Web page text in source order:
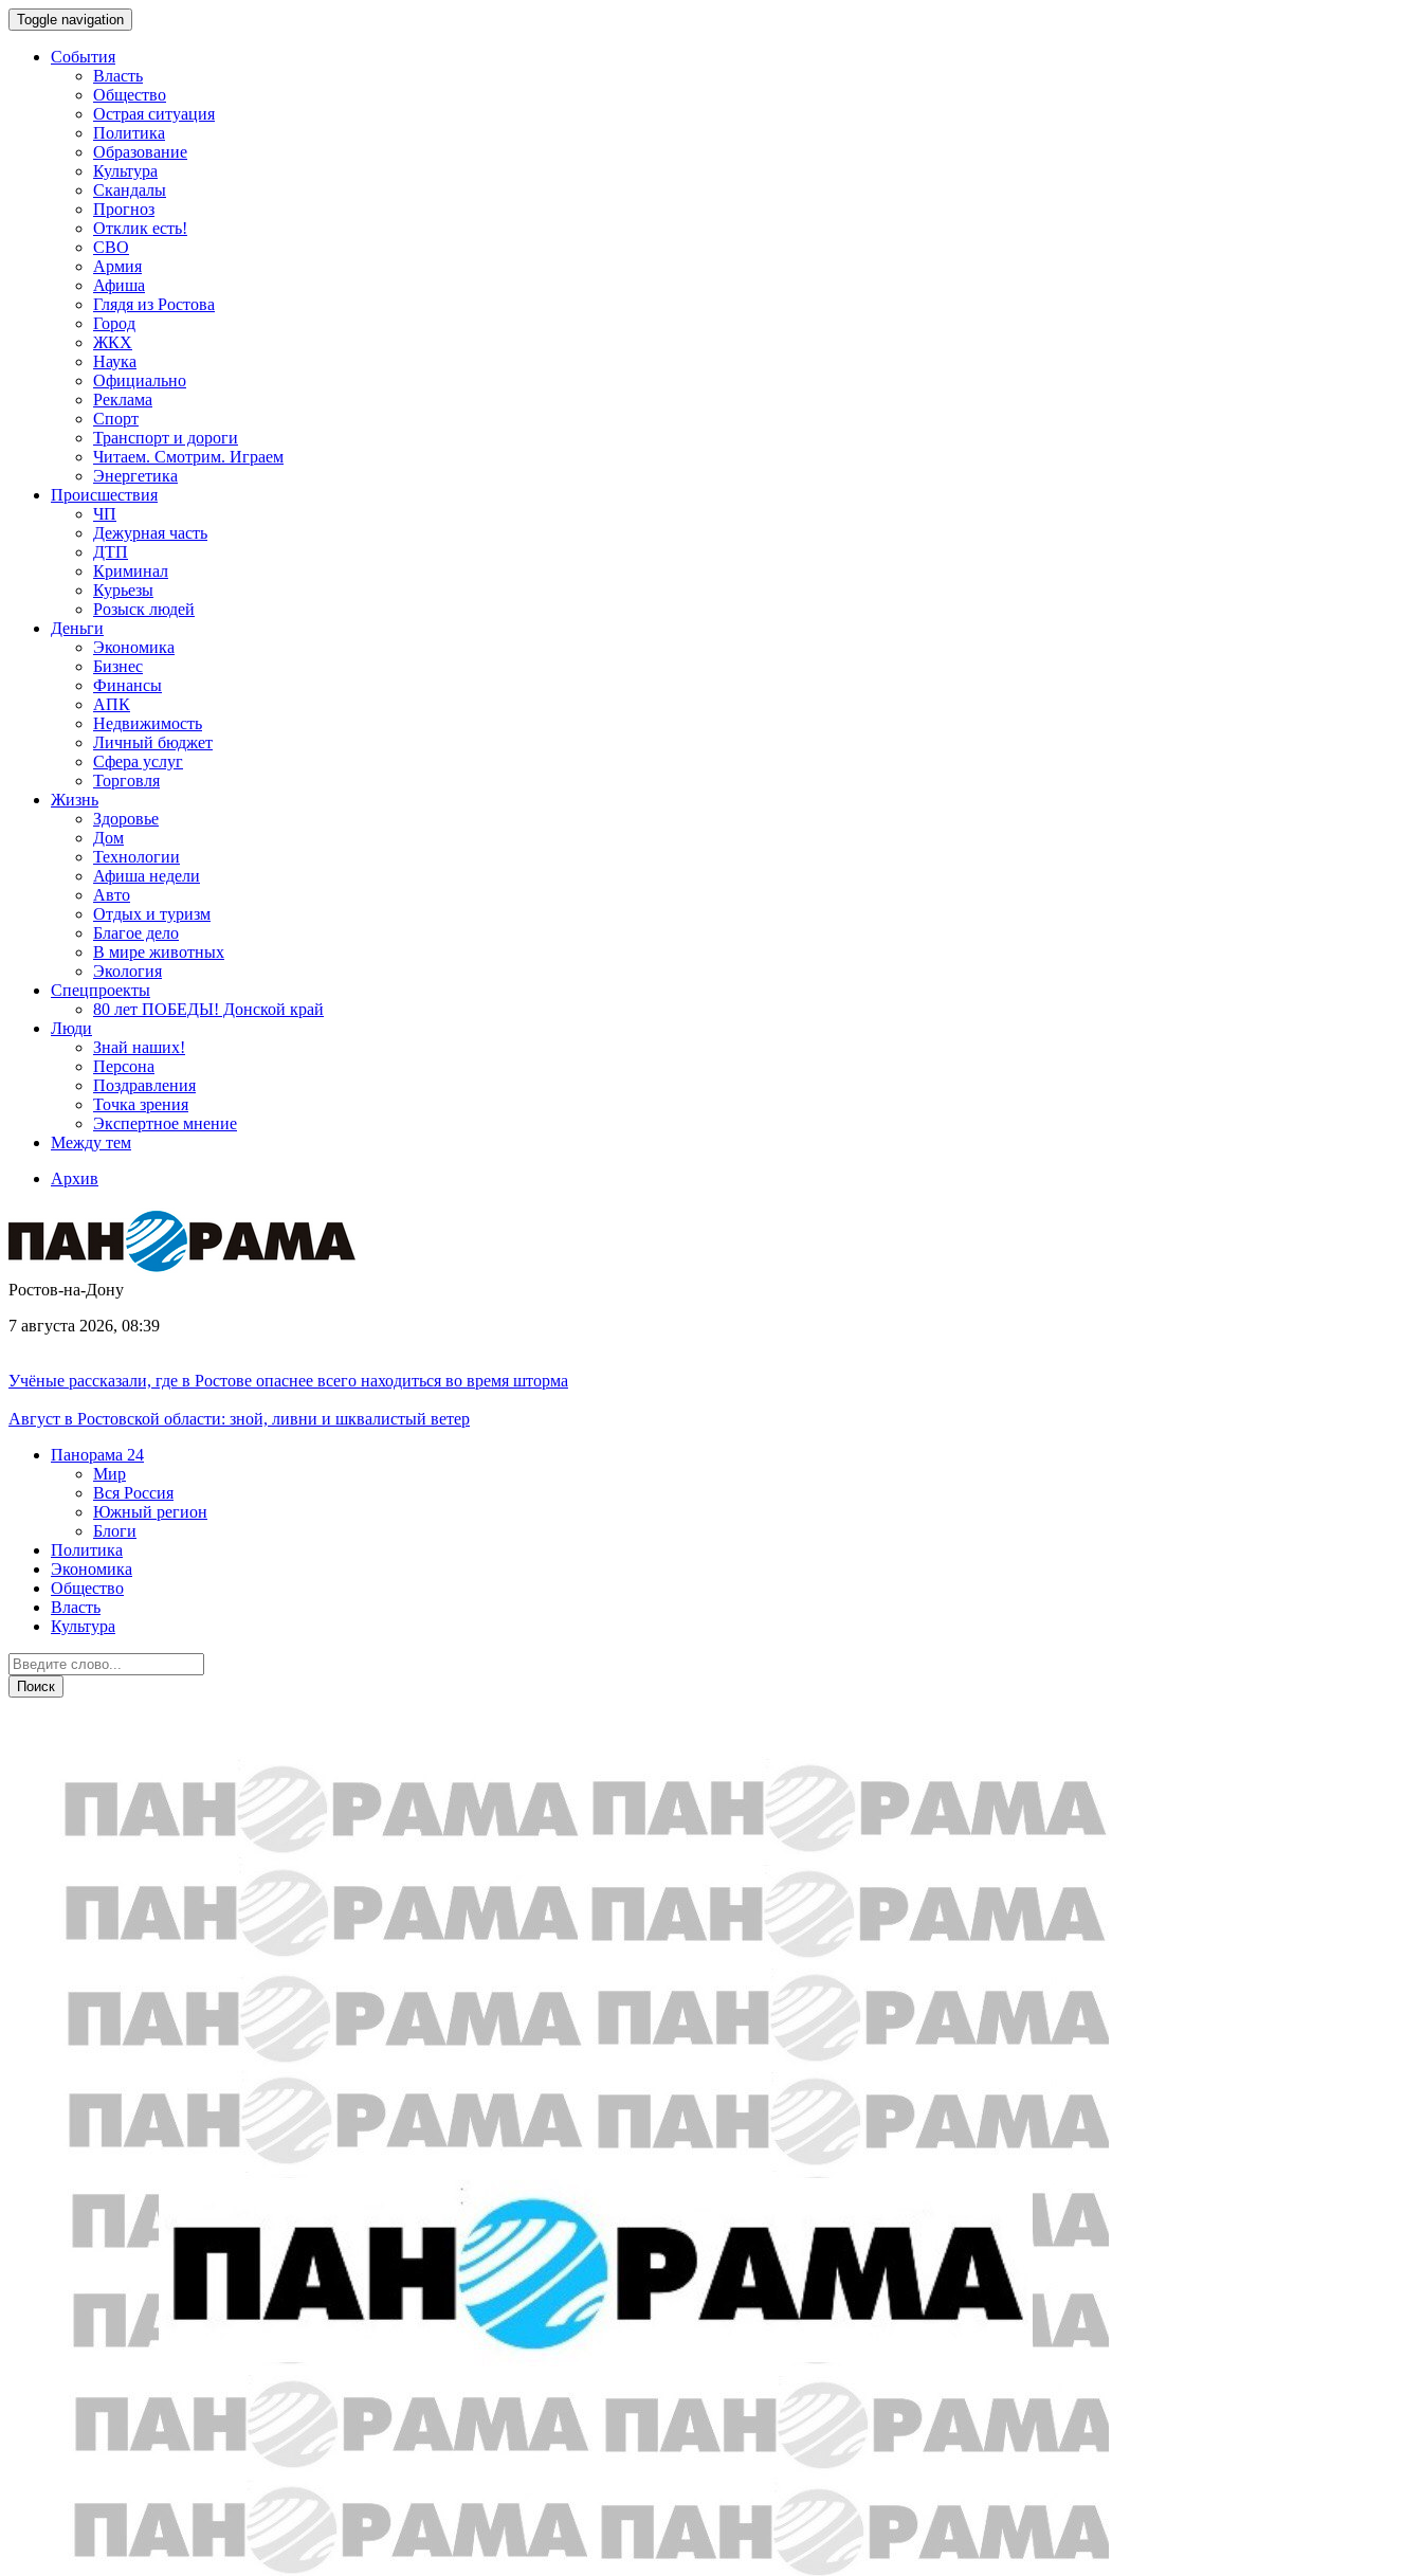
Toggle navigation
События
Власть
Общество
Острая ситуация
Политика
Образование
Культура
Скандалы
Прогноз
Отклик есть!
СВО
Армия
Афиша
Глядя из Ростова
Город
ЖКХ
Наука
Официально
Реклама
Спорт
Транспорт и дороги
Читаем. Смотрим. Играем
Энергетика
Происшествия
ЧП
Дежурная часть
ДТП
Криминал
Курьезы
Розыск людей
Деньги
Экономика
Бизнес
Финансы
АПК
Недвижимость
Личный бюджет
Сфера услуг
Торговля
Жизнь
Здоровье
Дом
Технологии
Афиша недели
Авто
Отдых и туризм
Благое дело
В мире животных
Экология
Спецпроекты
80 лет ПОБЕДЫ! Донской край
Люди
Знай наших!
Персона
Поздравления
Точка зрения
Экспертное мнение
Между тем
Архив
Ростов-на-Дону
7 августа 2026, 08:39
Учёные рассказали, где в Ростове опаснее всего находиться во время шторма
Август в Ростовской области: зной, ливни и шквалистый ветер
Панорама 24
Мир
Вся Россия
Южный регион
Блоги
Политика
Экономика
Общество
Власть
Культура